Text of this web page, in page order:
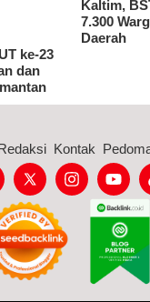
ke-23
dan
Kaltim,
7.300
Daerah
Kontak